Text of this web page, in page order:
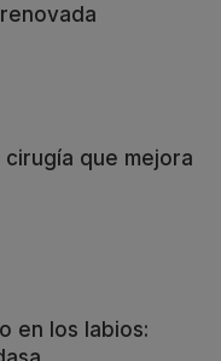
que mejora
en los labios: